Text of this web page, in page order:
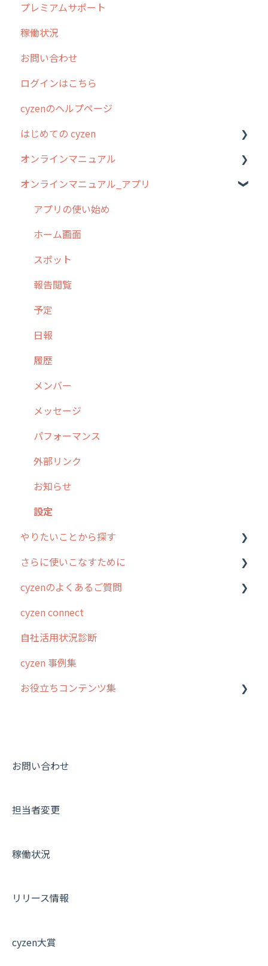
清掃
不動産
障害情報
リリース
2026年のリリース情報
2025年のリリース情報
2024年のリリース情報
2023年のリリース情報
過去のリリース
2019年までのリリース情報
お客様の声を実現しました
プレミアムサポート
稼働状況
お問い合わせ
ログインはこちら
cyzenのヘルプページ
はじめての cyzen
0. はじめてのcyzenの使い方
1. cyzenについて知ろう
2. 主要機能の概要
3. cyzenの位置情報取得について
4. cyzen利用前の準備：システム管理者編
5. 基本的な使い方：システム管理者編
6. 基本的な使い方：ユーザー編
7. 初心者向けよくある質問集
8. 用語集
9. もっと便利に利用するための設定
10.ユーザー向けおすすめの使い方
【業界業種別】cyzen設定方法
オンラインマニュアル
管理サイトの使い始め
ユーザー・グループ管理
行動管理
予定管理
スポット
ステータス・主観
報告書・行動種別
勤怠管理
活動通知
パフォーマンス
帳票出力
メッセージ・ファイル添付
商品
各種設定・その他
オンラインマニュアル_アプリ
アプリの使い始め
ホーム画面
スポット
報告閲覧
予定
日報
履歴
メンバー
メッセージ
パフォーマンス
外部リンク
お知らせ
設定
やりたいことから探す
行動管理
勤怠管理
予定管理
スポット
ステータス・主観
報告書・行動種別
活動通知
商品
さらに使いこなすために
はじめに
スポット・ステータス関連オプション
交通費自動計算
安全走行支援
写真管理・高画質化
その他オプション
契約・その他
cyzenのよくあるご質問
ログインについて
グループ・ユーザーについて
GPS・位置情報 について
ルート自動記録 について
報告書について
メンバー画面について
その他よくある質問
cyzen connect
自社活用状況診断
cyzen 事例集
お役立ちコンテンツ集
動画集：共通
お問い合わせ
担当者変更
稼働状況
リリース情報
cyzen大賞